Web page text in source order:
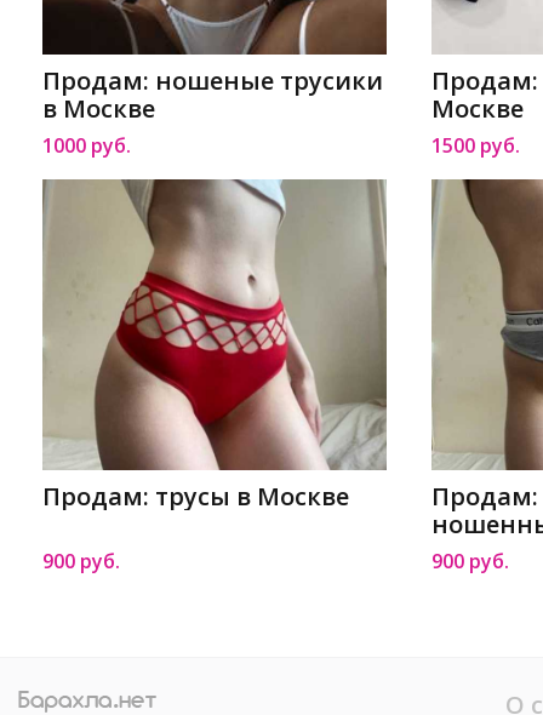
Продам: ношеные трусики
в Москве
1000 руб.
Продам:
Москве
1500 руб.
Продам: трусы в Москве
900 руб.
Продам:
900 руб.
О